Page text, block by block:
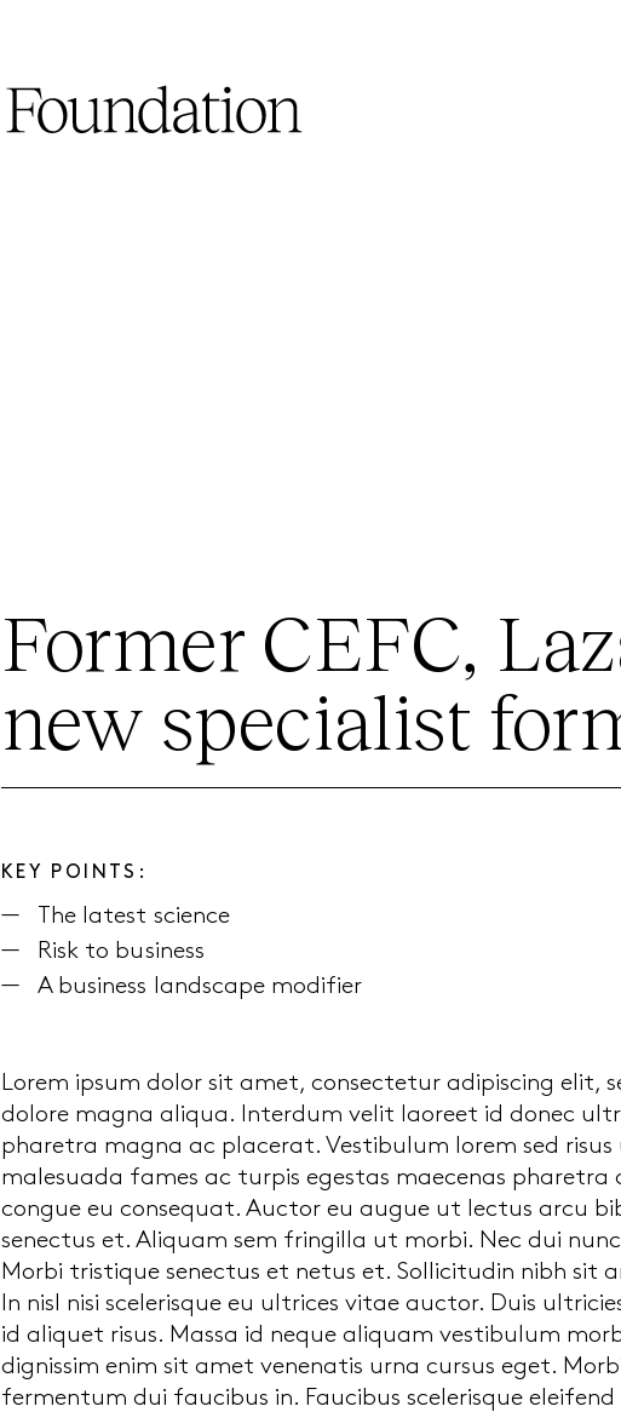
Former CEFC,
new specialist
KEY POINTS:
The latest science
Risk to business
A business landscape modifier
Lorem ipsum dolor sit amet, consectetur adipiscing elit,
dolore magna aliqua. Interdum velit laoreet id donec
pharetra magna ac placerat. Vestibulum lorem sed
malesuada fames ac turpis egestas maecenas pharetra
congue eu consequat. Auctor eu augue ut lectus arcu
senectus et. Aliquam sem fringilla ut morbi. Nec dui
Morbi tristique senectus et netus et. Sollicitudin nibh sit
In nisl nisi scelerisque eu ultrices vitae auctor. Duis
id aliquet risus. Massa id neque aliquam vestibulum
dignissim enim sit amet venenatis urna cursus eget.
fermentum dui faucibus in. Faucibus scelerisque